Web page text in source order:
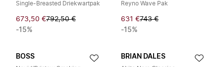
Single-Breasted Driekwartpak
673,50 €792,50 €
-15%
Reyno Wave Pak
631 €743 €
-15%
BOSS BRIAN DALES